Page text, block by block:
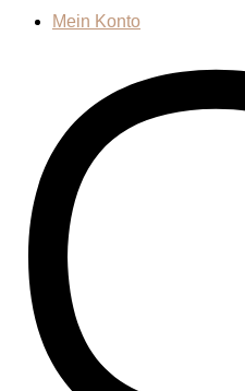
Mein Konto